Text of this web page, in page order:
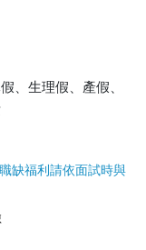
、生理假、產假、
缺福利請依面試時與